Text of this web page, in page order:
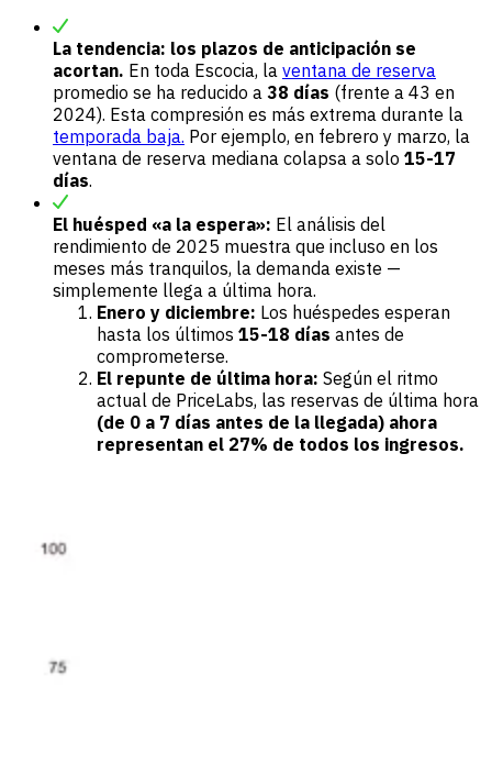
La tendencia: los plazos de anticipación se
acortan. En toda Escocia, la ventana de reserva
promedio se ha reducido a 38 días (frente a 43 en
2024). Esta compresión es más extrema durante la
temporada baja. Por ejemplo, en febrero y marzo, la
ventana de reserva mediana colapsa a solo 15-17
días.
El huésped «a la espera»: El análisis del
rendimiento de 2025 muestra que incluso en los
meses más tranquilos, la demanda existe —
simplemente llega a última hora.
Enero y diciembre: Los huéspedes esperan
hasta los últimos 15-18 días antes de
comprometerse.
El repunte de última hora: Según el ritmo
actual de PriceLabs, las reservas de última hora
(de 0 a 7 días antes de la llegada) ahora
representan el 27% de todos los ingresos.